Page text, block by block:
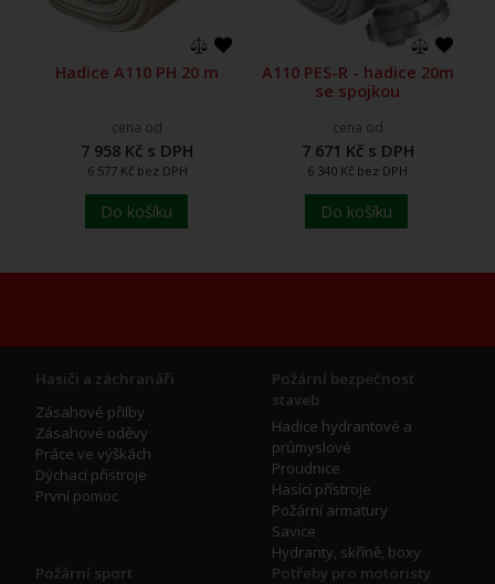
Hadice A110 PH 20 m
cena od
7 958 Kč s DPH
6 577 Kč bez DPH
Do košíku
A110 PES-R - hadice 20m
se spojkou
cena od
7 671 Kč s DPH
6 340 Kč bez DPH
Do košíku
Hasiči a záchranáři
Zásahové přilby
Zásahové oděvy
Práce ve výškách
Dýchací přístroje
První pomoc
Požární bezpečnost
staveb
Hadice hydrantové a
průmyslové
Proudnice
Hasící přístroje
Požární armatury
Savice
Hydranty, skříně, boxy
Požární sport
Potřeby pro motoristy